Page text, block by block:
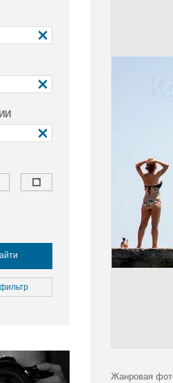
и отдых
Жанровая